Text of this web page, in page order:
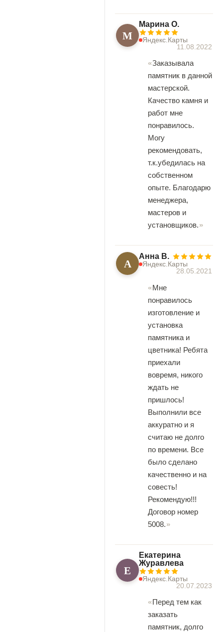
М
Марина О.
Яндекс.Карты
11.08.2022
Заказывала
памятник в данной
мастерской.
Качество камня и
работ мне
понравилось.
Могу
рекомендовать,
т.к.убедилась на
собственном
опыте. Благодарю
менеджера,
мастеров и
установщиков.
А Анна В.
Яндекс.Карты
28.05.2021
Мне
понравилось
изготовление и
установка
памятника и
цветника! Ребята
приехали
вовремя, никого
ждать не
пришлось!
Выполнили все
аккуратно и я
считаю не долго
по времени. Все
было сделано
качественно и на
совесть!
Рекомендую!!!
Договор номер
5008.
Е
Екатерина
Журавлева
Яндекс.Карты
20.07.2023
Перед тем как
заказать
памятник, долго